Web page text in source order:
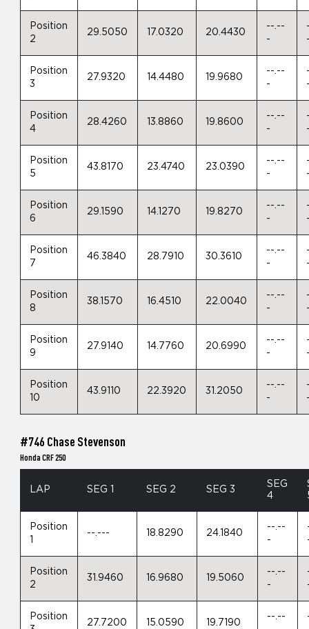
Position
2
29.5050 17.0320 20.4430
--.--
-
Position
3
27.9320 14.4480 19.9680
--.--
-
Position
4
28.4260 13.8860 19.8600
--.--
-
Position
5
43.8170 23.4740 23.0390
--.--
-
Position
6
29.1590 14.1270 19.8270
--.--
-
Position
7
46.3840 28.7910 30.3610
--.--
-
Position
8
38.1570 16.4510 22.0040
--.--
-
Position
9
27.9140 14.7760 20.6990
--.--
-
Position
10
43.9110 22.3920 31.2050
--.--
-
#746 Chase Stevenson
Honda CRF 250
LAP SEG 1 SEG 2 SEG 3
SEG
4
Position
1
--.--- 18.8290 24.1840
--.--
-
Position
2
31.9460 16.9680 19.5060
--.--
-
Position
27.7200 15.0590 19.7190
--.--